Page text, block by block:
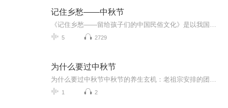
记住乡愁——中秋节
5 2729
为什么要过中秋节
1 2